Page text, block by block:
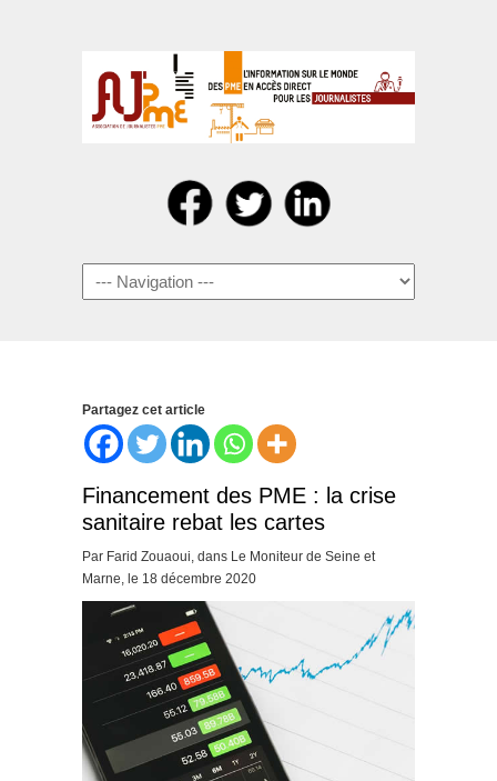
Navigation
Partagez cet article
Financement des PME : la crise
sanitaire rebat les cartes
Par Farid Zouaoui, dans Le Moniteur de Seine et
Marne, le 18 décembre 2020